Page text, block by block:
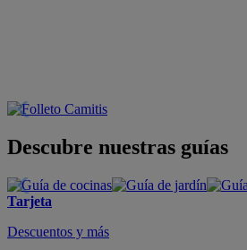
Descubre nuestras guías
Tarjeta
Descuentos y más